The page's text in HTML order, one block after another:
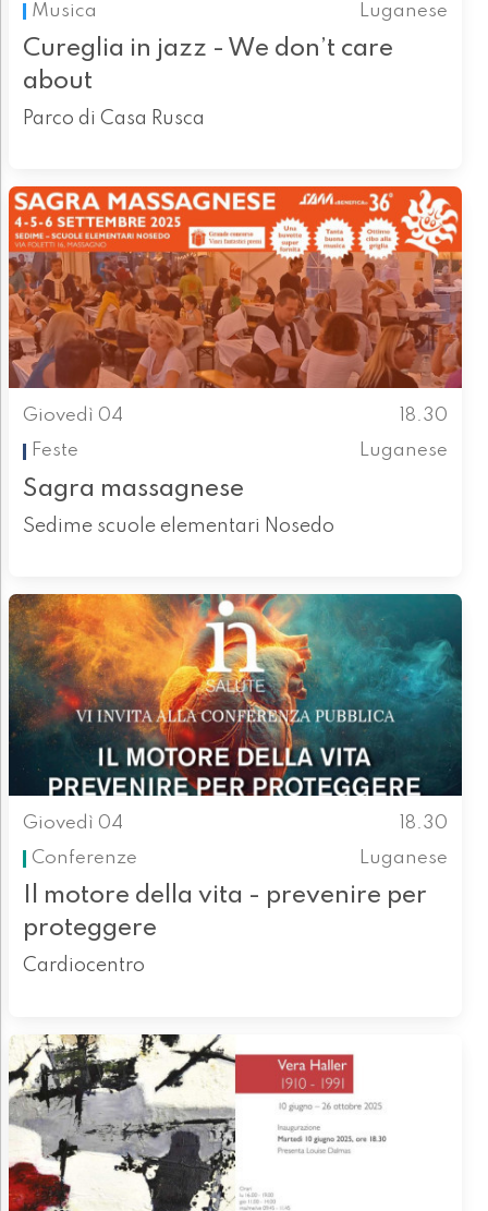
Musica
Luganese
Cureglia in jazz - We don’t care
about
Parco di Casa Rusca
Giovedì 04
18.30
Feste
Luganese
Sagra massagnese
Sedime scuole elementari Nosedo
Giovedì 04
18.30
Conferenze
Luganese
Il motore della vita - prevenire per
proteggere
Cardiocentro